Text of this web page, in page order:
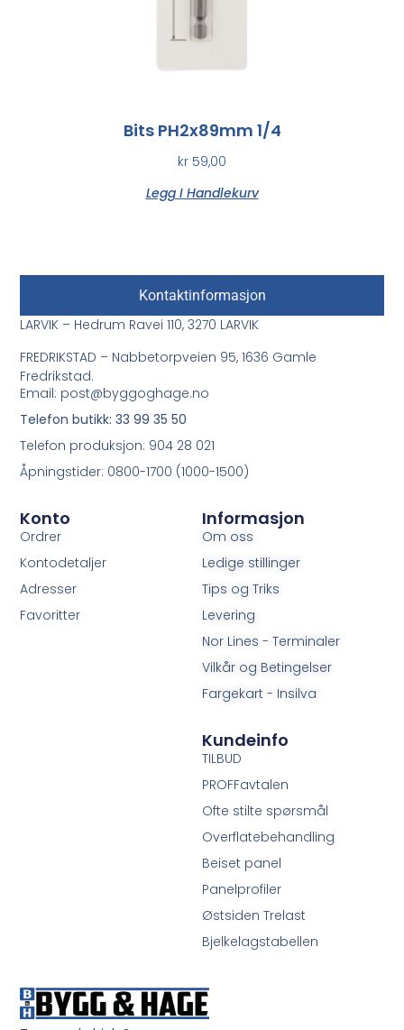
Bits PH2x89mm 1/4
kr 59,00
Legg I Handlekurv
Informasjon
Om oss
Ledige stillinger
Tips og Triks
Levering
Nor Lines - Terminaler
Vilkår og Betingelser
Fargekart - Insilva
Konto
Ordrer
Kontodetaljer
Adresser
Favoritter
Kundeinfo
TILBUD
PROFFavtalen
Ofte stilte spørsmål
Overflatebehandling
Beiset panel
Panelprofiler
Østsiden Trelast
Bjelkelagstabellen
Kontaktinformasjon
LARVIK – Hedrum Ravei 110, 3270 LARVIK
FREDRIKSTAD – Nabbetorpveien 95, 1636 Gamle
Fredrikstad.
Email: post@byggoghage.no
Telefon butikk: 33 99 35 50
Telefon produksjon: 904 28 021
Åpningstider: 0800-1700 (1000-1500)